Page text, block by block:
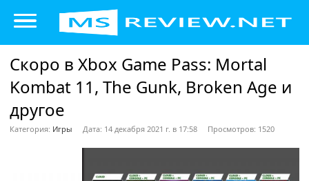
Скоро в Xbox Game Pass: Mortal
Kombat 11, The Gunk, Broken Age и
другое
Категория: Игры Дата: 14 декабря 2021 г. в 17:58 Просмотров: 1520